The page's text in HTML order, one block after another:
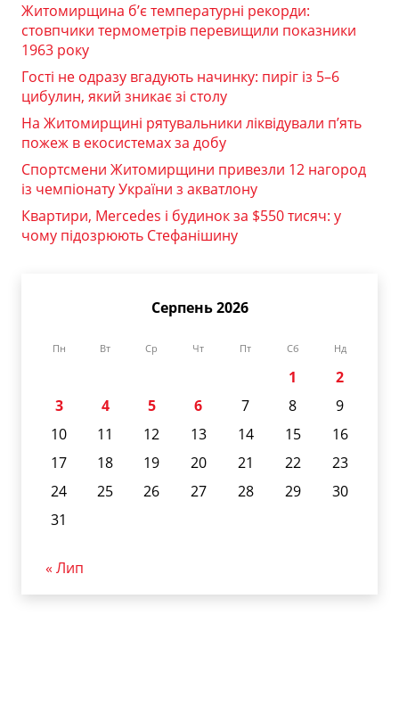
Житомирщина б’є температурні рекорди:
стовпчики термометрів перевищили показники
1963 року
Гості не одразу вгадують начинку: пиріг із 5–6
цибулин, який зникає зі столу
На Житомирщині рятувальники ліквідували п’ять
пожеж в екосистемах за добу
Спортсмени Житомирщини привезли 12 нагород
із чемпіонату України з акватлону
Квартири, Mercedes і будинок за $550 тисяч: у
чому підозрюють Стефанішину
Серпень 2026
Пн Вт Ср Чт Пт Сб Нд
1
2
3
4 5 6 7 8
9
10
11 12 13 14 15
16
17
18 19 20 21 22
23
24
25 26 27 28 29
30
31
« Лип